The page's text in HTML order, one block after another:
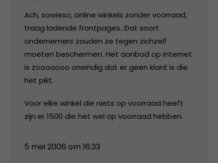
Ach, sowieso, online winkels zonder voorraad,
traag ladende frontpages…Dat soort
ondernemers zouden ze tegen zichzelf
moeten beschermen. Het aanbod op internet
is zooooooo oneindig dat er geen klant is die
het pikt.
Voor elke winkel die niets op voorraad heeft
zijn er 1500 die het wel op voorraad hebben.
5 mei 2006 om 16:33